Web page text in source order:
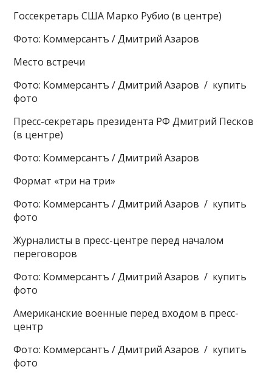
Госсекретарь США Марко Рубио (в центре)
Фото: Коммерсантъ / Дмитрий Азаров
Место встречи
Фото: Коммерсантъ / Дмитрий Азаров / купить
фото
Пресс-секретарь президента РФ Дмитрий Песков
(в центре)
Фото: Коммерсантъ / Дмитрий Азаров
Формат «три на три»
Фото: Коммерсантъ / Дмитрий Азаров / купить
фото
Журналисты в пресс-центре перед началом
переговоров
Фото: Коммерсантъ / Дмитрий Азаров / купить
фото
Американские военные перед входом в пресс-
центр
Фото: Коммерсантъ / Дмитрий Азаров / купить
фото